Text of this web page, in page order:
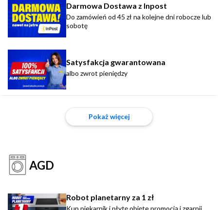
Darmowa Dostawa z Inpost
Do zamówień od 45 zł na kolejne dni robocze lub
sobotę
Satysfakcja gwarantowana
albo zwrot pieniędzy
Pokaż więcej
AGD
Robot planetarny za 1 zł
Kup piekarnik i płytę objęte promocją i zgarnij